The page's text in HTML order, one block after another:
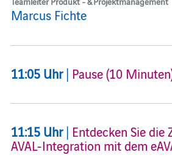
Marcus Fichte
11:05 Uhr| Pause (10
11:15 Uhr| Entdecken Sie die
AVAL-Integration mit dem